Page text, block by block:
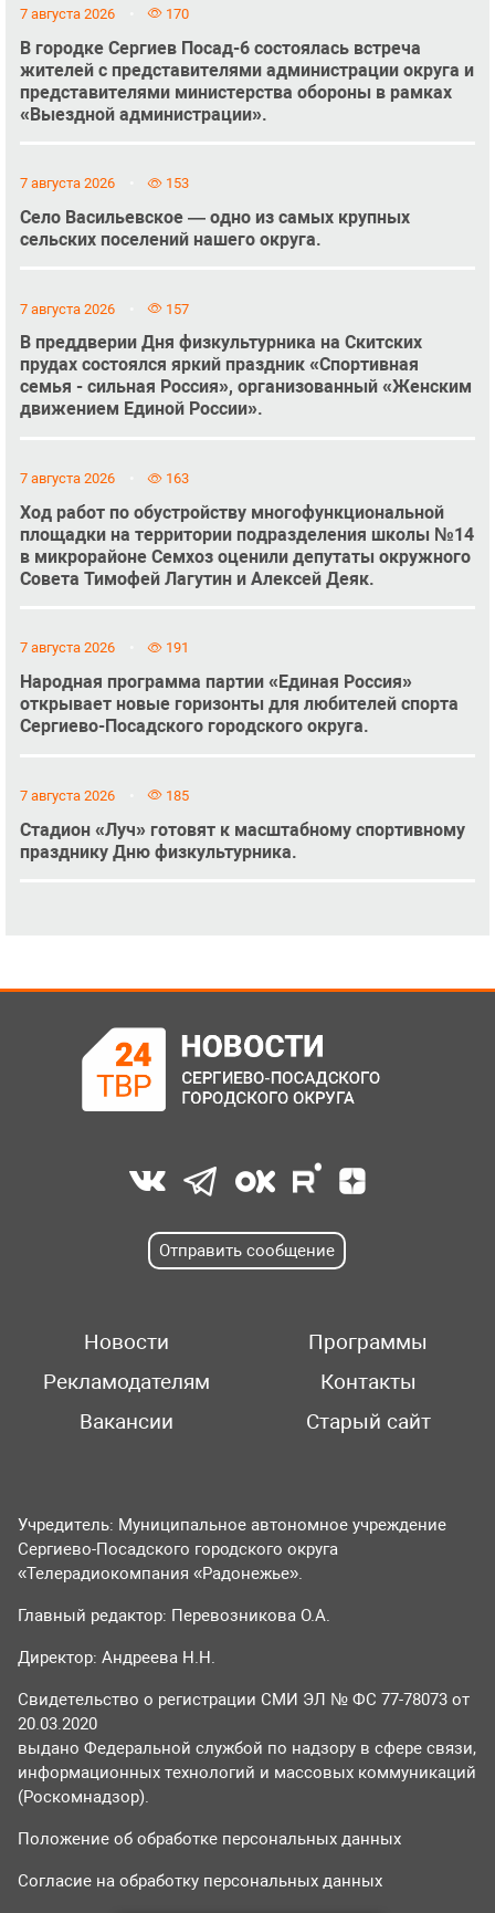
7 августа 2026 170
В городке Сергиев Посад-6 состоялась встреча
жителей с представителями администрации округа и
представителями министерства обороны в рамках
«Выездной администрации».
7 августа 2026 153
Село Васильевское — одно из самых крупных
сельских поселений нашего округа.
7 августа 2026 157
В преддверии Дня физкультурника на Скитских
прудах состоялся яркий праздник «Спортивная
семья - сильная Россия», организованный «Женским
движением Единой России».
7 августа 2026 163
Ход работ по обустройству многофункциональной
площадки на территории подразделения школы №14
в микрорайоне Семхоз оценили депутаты окружного
Совета Тимофей Лагутин и Алексей Деяк.
7 августа 2026 191
Народная программа партии «Единая Россия»
открывает новые горизонты для любителей спорта
Сергиево-Посадского городского округа.
7 августа 2026 185
Стадион «Луч» готовят к масштабному спортивному
празднику Дню физкультурника.
Отправить сообщение
Новости
Программы
Рекламодателям
Контакты
Вакансии
Старый сайт
Учредитель: Муниципальное автономное учреждение
Сергиево-Посадского городского округа
«Телерадиокомпания «Радонежье».
Главный редактор: Перевозникова О.А.
Директор: Андреева Н.Н.
Свидетельство о регистрации СМИ ЭЛ № ФС 77-78073 от
20.03.2020
выдано Федеральной службой по надзору в сфере связи,
информационных технологий и массовых коммуникаций
(Роскомнадзор).
Положение об обработке персональных данных
Согласие на обработку персональных данных